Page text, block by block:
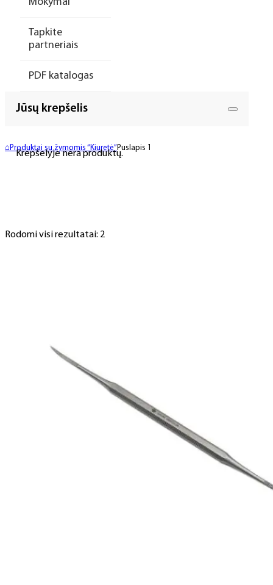
Tapkite
partneriais
PDF katalogas
Jūsų krepšelis
Krepšelyje nėra produktų.
⌂ Produktai su žymomis “Kiuretė” Puslapis 1
Rodomi visi rezultatai: 2